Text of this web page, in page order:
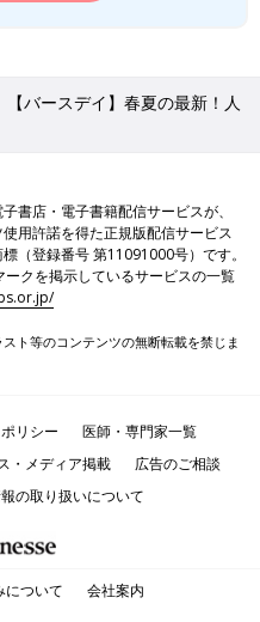
【バースデイ】春夏の最新！人
書店・電子書籍配信サービスが、
用許諾を得た正規版配信サービス
（登録番号 第11091000号）です。
ークを掲示しているサービスの一覧
ト等のコンテンツの無断転載を禁じま
ポリシー
医師・専門家一覧
・メディア掲載
広告のご相談
の取り扱いについて
について 会社案内